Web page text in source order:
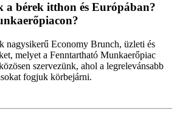
bérek itthon és Európában?
nagysikerű Economy Brunch, üzleti és
melyet a Fenntartható Munkaerőpiac
szervezünk, ahol a legrelevánsabb
fogjuk körbejárni.